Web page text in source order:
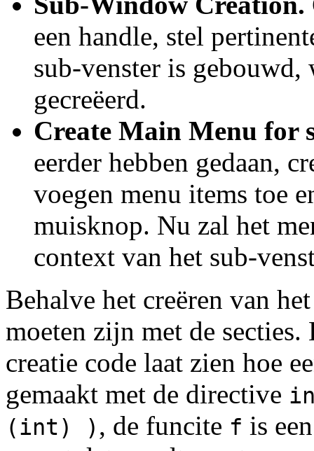
een handle, stel
sub-venster is
gecreëerd.
Create Main Menu for
eerder hebben gedaan,
voegen menu items toe
muisknop. Nu zal het
context van het sub-
Behalve het creëren van
moeten zijn met de
creatie code laat zien hoe
gemaakt met de directive
(int) ) , de funcite f is